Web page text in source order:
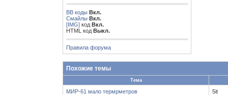
BB коды Вкл.
Смайлы Вкл.
[IMG] код Вкл.
HTML код Выкл.
Правила форума
Похожие темы
Тема
МИР-61 мало термрметров 5it